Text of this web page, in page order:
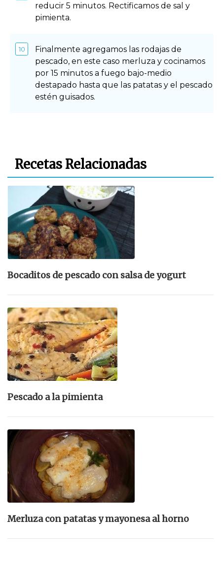
reducir 5 minutos. Rectificamos de sal y
pimienta.
Finalmente agregamos las rodajas de
pescado, en este caso merluza y cocinamos
por 15 minutos a fuego bajo-medio
destapado hasta que las patatas y el pescado
estén guisados.
Recetas Relacionadas
Bocaditos de pescado con salsa de yogurt
Pescado a la pimienta
Merluza con patatas y mayonesa al horno